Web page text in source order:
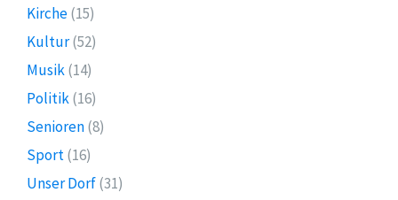
Kirche(15)
Kultur(52)
Musik(14)
Politik(16)
Senioren(8)
Sport(16)
Unser Dorf(31)